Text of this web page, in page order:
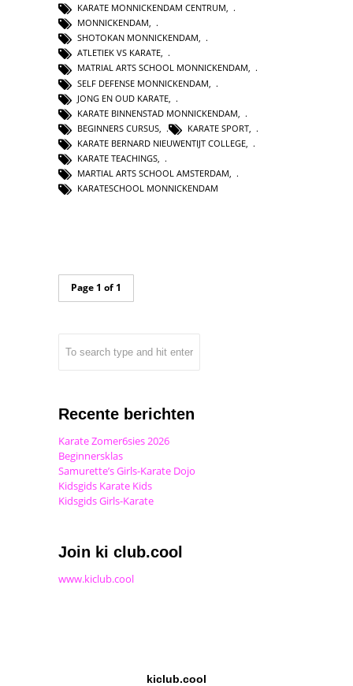
KARATE MONNICKENDAM CENTRUM,
MONNICKENDAM,
SHOTOKAN MONNICKENDAM,
ATLETIEK VS KARATE,
MATRIAL ARTS SCHOOL MONNICKENDAM,
SELF DEFENSE MONNICKENDAM
JONG EN OUD KARATE
KARATE BINNENSTAD MONNICKENDAM
BEGINNERS CURSUS
KARATE SPORT
KARATE BERNARD NIEUWENTIJT COLLEGE
KARATE TEACHINGS
MARTIAL ARTS SCHOOL AMSTERDAM
KARATESCHOOL MONNICKENDAM
Page 1 of 1
Recente berichten
Karate Zomer6sies 2026
Beginnersklas
Samurette’s Girls-Karate Dojo
Kidsgids Karate Kids
Kidsgids Girls-Karate
Join ki club.cool
www.kiclub.cool
kiclub.cool